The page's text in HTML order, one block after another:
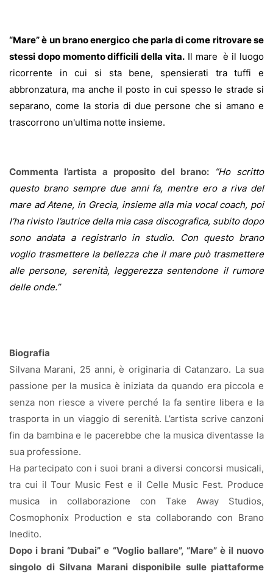
“Mare” è un brano energico che parla di come ritrovare se
stessi dopo momento difficili della vita. Il mare è il luogo
ricorrente in cui si sta bene, spensierati tra tuffi e
abbronzatura, ma anche il posto in cui spesso le strade si
separano, come la storia di due persone che si amano e
trascorrono un'ultima notte insieme.
Commenta l’artista a proposito del brano: “Ho scritto
questo brano sempre due anni fa, mentre ero a riva del
mare ad Atene, in Grecia, insieme alla mia vocal coach, poi
l’ha rivisto l’autrice della mia casa discografica, subito dopo
sono andata a registrarlo in studio.
Con questo brano
voglio trasmettere la bellezza che il mare può trasmettere
alle persone, serenità, leggerezza sentendone il rumore
delle onde.”
Biografia
Silvana Marani, 25 anni, è originaria di Catanzaro. La sua
passione per la musica è iniziata da quando era piccola e
senza non riesce a vivere perché la fa sentire libera e la
trasporta in un viaggio di serenità. L’artista scrive canzoni
fin da bambina e le pacerebbe che la musica diventasse la
sua professione.
Ha partecipato con i suoi brani a diversi concorsi musicali,
tra cui il Tour Music Fest e il Celle Music Fest. Produce
musica in collaborazione con Take Away Studios,
Cosmophonix Production e sta collaborando con Brano
Inedito.
Dopo i brani “Dubai” e “Voglio ballare”, “Mare” è il nuovo
singolo di Silvana Marani disponibile sulle piattaforme